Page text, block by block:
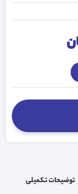
توضیحات تکمیلی